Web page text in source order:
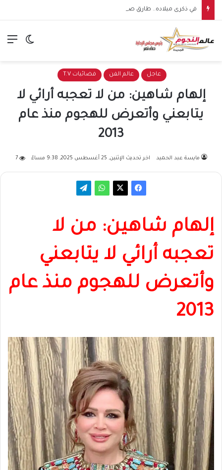
في ذكرى ميلاده.. طارق صبري من الهندسة إلى نجومية التمثيل
الوضع
عاجل عالم الفن فضائيات T.V
إلهام شاهين: من لا تعجبه أرائي لا
يتابعني وأتعرض للهجوم منذ عام
2013
مايسة عبد الحميد اخر تحديث الإثنين, 25 أغسطس 2025, 9:38 مساءً 7
إلهام شاهين: من لا
تعجبه أرائي لا يتابعني
وأتعرض للهجوم منذ عام
2013